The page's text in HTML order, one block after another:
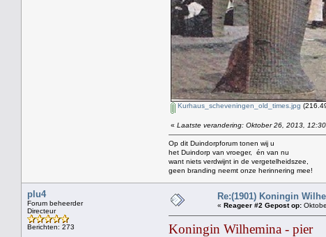
Kurhaus_scheveningen_old_times.jpg
« Laatste verandering: Oktober 26, 2013,
Op dit Duindorpforum tonen wij u
het Duindorp van vroeger, én van nu
want niets verdwijnt in de vergetelheidszee,
geen branding neemt onze herinnering mee!
plu4
Forum beheerder
Directeur
Berichten: 273
Re:(1901) Koningin
« Reageer #2 Gepost op:
Koningin Wilhemina - pier